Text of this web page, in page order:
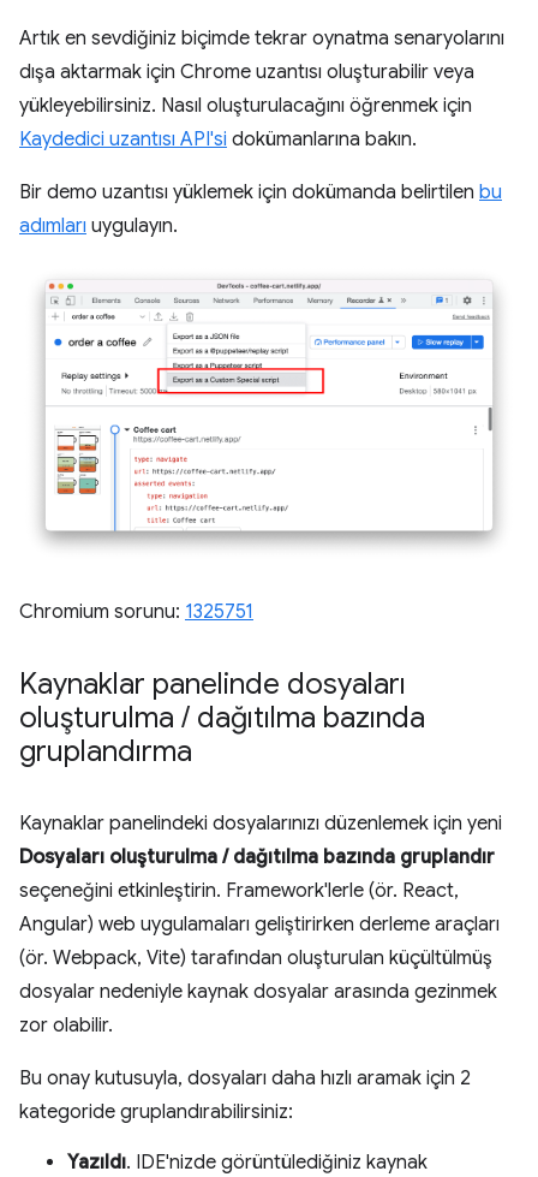
Artık en sevdiğiniz biçimde tekrar oynatma senaryolarını
dışa aktarmak için Chrome uzantısı oluşturabilir veya
yükleyebilirsiniz. Nasıl oluşturulacağını öğrenmek için
Kaydedici uzantısı API'si dokümanlarına bakın.
Bir demo uzantısı yüklemek için dokümanda belirtilen bu
adımları uygulayın.
Chromium sorunu: 1325751
Kaynaklar panelinde dosyaları
oluşturulma / dağıtılma bazında
gruplandırma
Kaynaklar panelindeki dosyalarınızı düzenlemek için yeni
Dosyaları oluşturulma / dağıtılma bazında gruplandır
seçeneğini etkinleştirin. Framework'lerle (ör. React,
Angular) web uygulamaları geliştirirken derleme araçları
(ör. Webpack, Vite) tarafından oluşturulan küçültülmüş
dosyalar nedeniyle kaynak dosyalar arasında gezinmek
zor olabilir.
Bu onay kutusuyla, dosyaları daha hızlı aramak için 2
kategoride gruplandırabilirsiniz:
Yazıldı. IDE'nizde görüntülediğiniz kaynak